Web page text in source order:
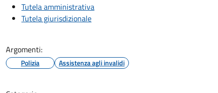
Tutela amministrativa
Tutela giurisdizionale
Argomenti:
Polizia Assistenza agli invalidi